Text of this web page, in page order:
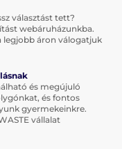
választást tett?
webáruházunkba.
legjobb áron válogatjuk
és megújuló
és fontos
gyermekeinkre.
vállalat